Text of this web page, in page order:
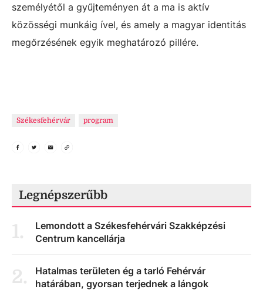
személyétől a gyűjteményen át a ma is aktív
közösségi munkáig ível, és amely a magyar identitás
megőrzésének egyik meghatározó pillére.
Székesfehérvár program
Legnépszerűbb
1.
Lemondott a Székesfehérvári Szakképzési
Centrum kancellárja
2.
Hatalmas területen ég a tarló Fehérvár
határában, gyorsan terjednek a lángok